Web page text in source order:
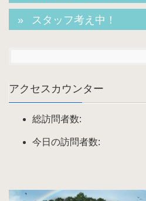
スタッフ考え中！
アクセスカウンター
総訪問者数:
今日の訪問者数: